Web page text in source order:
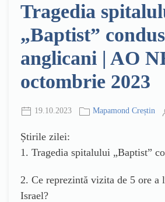
Tragedia
„Baptist”
anglicani | AO
octombrie 2023
19.10.2023 Mapamond Creștin
Știrile zilei:
1. Tragedia spitalului „Baptist”
2. Ce reprezintă vizita de 5 ore a
Israel?